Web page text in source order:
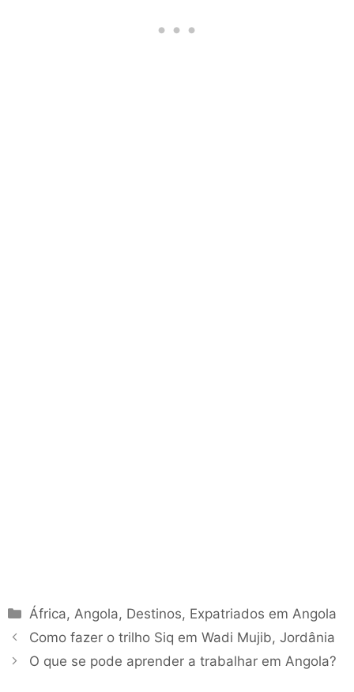
Categorias
África, Angola, Destinos, Expatriados em Angola
Como fazer o trilho Siq em Wadi Mujib, Jordânia
O que se pode aprender a trabalhar em Angola?